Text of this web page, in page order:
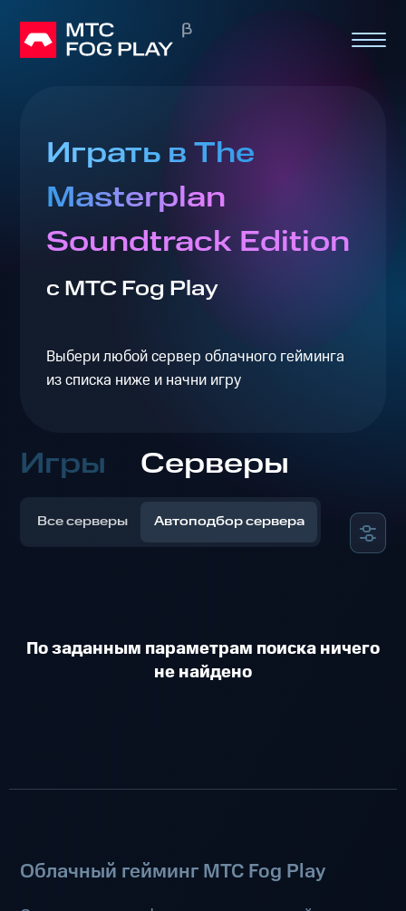
Играть в The
Masterplan
Soundtrack Edition
с МТС Fog Play
Выбери любой сервер облачного гейминга
из списка ниже и начни игру
Игры Серверы
Все серверы Автоподбор сервера
По заданным параметрам поиска ничего
не найдено
Облачный гейминг МТС Fog Play